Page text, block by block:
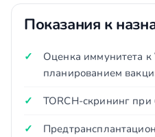
Показания к
Оценка иммунитета к
планированием
TORCH-скрининг при